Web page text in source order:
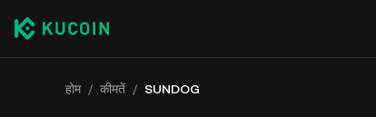
होम / कीमतें / SUNDOG